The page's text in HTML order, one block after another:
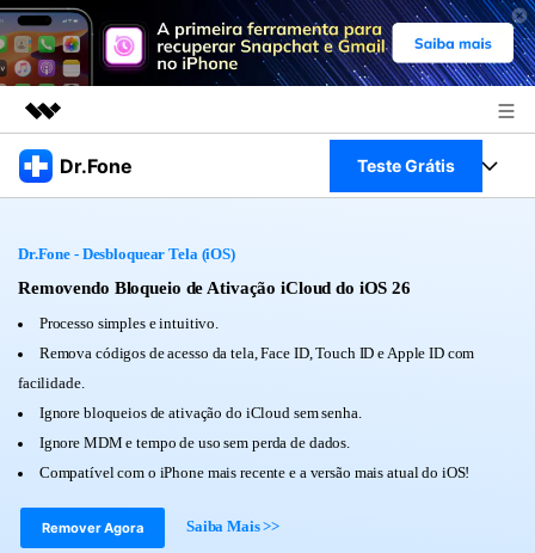
Produtos em destaque
Sobre nós
Dr.Fone Teste Grátis
Veja Toolkit Completo >
Productos
Para PC
Para Celular
Online
Ver Todos Os Aplicativos
Guia & Suporte
Ações rápidas
Dicas
Centro de Ajuda
Recursos
Gerenciador de dados
Entrar
Dr.Fone - Desbloquear Tela (iOS)
Removendo Bloqueio de Ativação iCloud do iOS 26
Processo simples e intuitivo.
Remova códigos de acesso da tela, Face ID, Touch ID e Apple ID com
facilidade.
Ignore bloqueios de ativação do iCloud sem senha.
Ignore MDM e tempo de uso sem perda de dados.
Compatível com o iPhone mais recente e a versão mais atual do iOS!
Remover Agora Saiba Mais >>